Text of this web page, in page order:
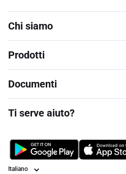
Chi siamo
Prodotti
Documenti
Ti serve aiuto?
Lingua